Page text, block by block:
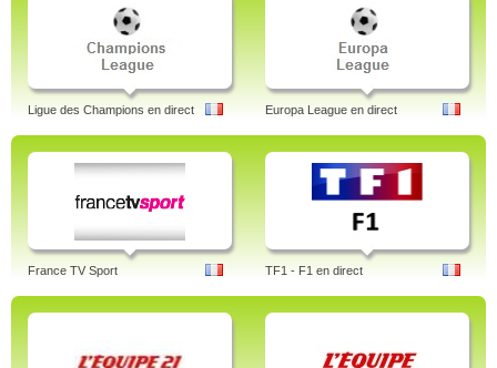
Ligue des Champions en direct Europa League en direct
France TV Sport TF1 - F1 en direct